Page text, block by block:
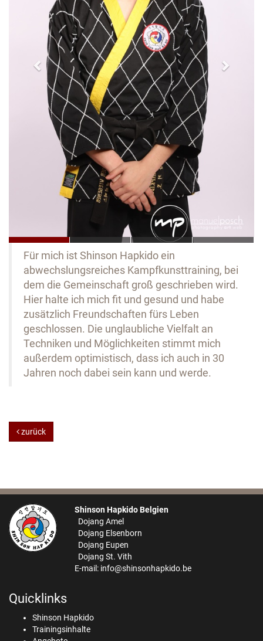
Previous
Für mich ist Shinson Hapkido ein
abwechslungsreiches Kampfkunsttraining, bei
dem die Gemeinschaft groß geschrieben wird.
Hier halte ich mich fit und gesund und habe
zusätzlich Freundschaften fürs Leben
geschlossen. Die unglaubliche Vielfalt an
Techniken und Möglichkeiten stimmt mich
außerdem optimistisch, dass ich auch in 30
Jahren noch dabei sein kann und werde.
zurück
Shinson Hapkido Belgien
Dojang Amel
Dojang Elsenborn
Dojang Eupen
Dojang St. Vith
E-mail: info@shinsonhapkido.be
Quicklinks
Shinson Hapkido
Trainingsinhalte